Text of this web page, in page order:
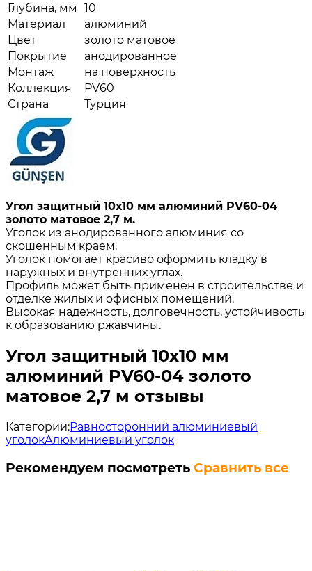
Глубина, мм
10
Материал
алюминий
Цвет
золото матовое
Покрытие
анодированное
Монтаж
на поверхность
Коллекция
PV60
Страна
Турция
Угол защитный 10х10 мм алюминий PV60-04
золото матовое 2,7 м.
Уголок из анодированного алюминия со
скошенным краем.
Уголок помогает красиво оформить кладку в
наружных и внутренних углах.
Профиль может быть применен в строительстве и
отделке жилых и офисных помещений.
Высокая надежность, долговечность, устойчивость
к образованию ржавчины.
Угол защитный 10х10 мм
алюминий PV60-04 золото
матовое 2,7 м отзывы
Категории:Равносторонний алюминиевый
уголокАлюминиевый уголок
Рекомендуем посмотреть Сравнить все